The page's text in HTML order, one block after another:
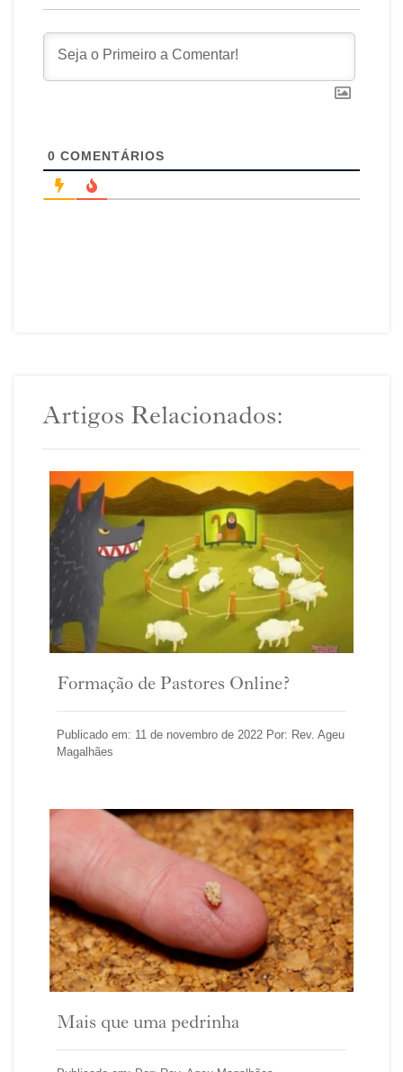
0 COMENTÁRIOS
Artigos Relacionados:
Formação de Pastores Online?
Publicado em: 11 de novembro de 2022 Por: Rev. Ageu
Magalhães
Mais que uma pedrinha